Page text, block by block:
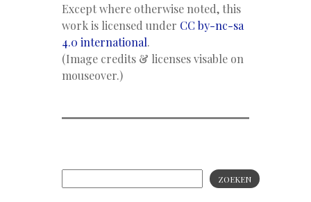
Except where otherwise noted, this
work is licensed under CC by-nc-sa
4.0 international.
(Image credits & licenses visable on
mouseover.)
ZOEKEN